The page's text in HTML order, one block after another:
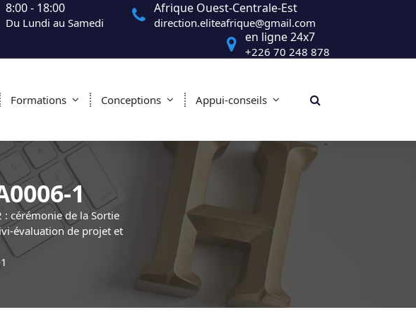
8:00 - 18:00
Du Lundi au Samedi
Afrique Ouest-Centrale-Est
direction.eliteafrique@gmail.com
en ligne 24x7
+226 70 248 878
Formations Conceptions Appui-conseils
1
: cérémonie de la Sortie
évaluation de projet et